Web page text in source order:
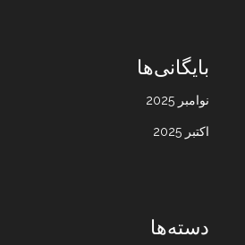
بایگانی‌ها
نوامبر 2025
اکتبر 2025
دسته‌ها